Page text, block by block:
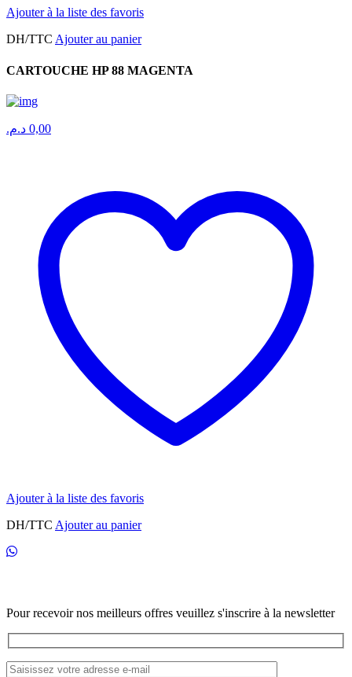
Ajouter à la liste des favoris
DH/TTC Ajouter au panier
CARTOUCHE HP 88 MAGENTA
0,00 د.م.
Ajouter à la liste des favoris
DH/TTC Ajouter au panier
Pour recevoir nos meilleurs offres veuillez s'inscrire à la newsletter